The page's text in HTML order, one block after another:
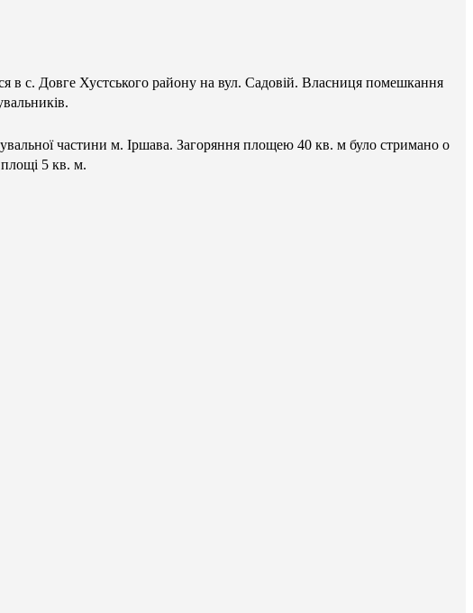
с. Довге Хустського району на вул. Садовій. Власниця помешкання
частини м. Іршава. Загоряння площею 40 кв. м було стримано о
5 кв. м.